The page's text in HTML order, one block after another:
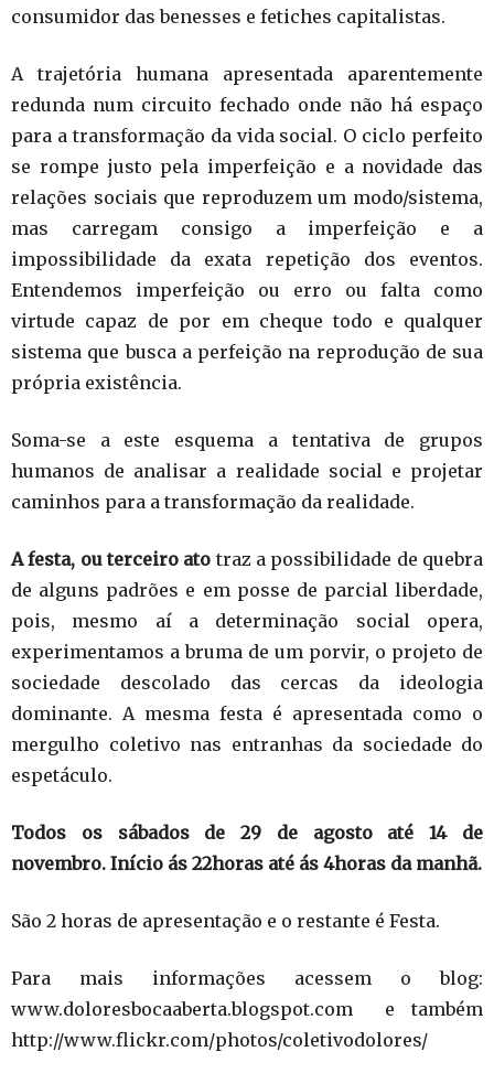
consumidor das benesses e fetiches capitalistas.
A trajetória humana apresentada aparentemente
redunda num circuito fechado onde não há espaço
para a transformação da vida social. O ciclo perfeito
se rompe justo pela imperfeição e a novidade das
relações sociais que reproduzem um modo/sistema,
mas carregam consigo a imperfeição e a
impossibilidade da exata repetição dos eventos.
Entendemos imperfeição ou erro ou falta como
virtude capaz de por em cheque todo e qualquer
sistema que busca a perfeição na reprodução de sua
própria existência.
Soma-se a este esquema a tentativa de grupos
humanos de analisar a realidade social e projetar
caminhos para a transformação da realidade.
A festa, ou terceiro ato traz a possibilidade de quebra
de alguns padrões e em posse de parcial liberdade,
pois, mesmo aí a determinação social opera,
experimentamos a bruma de um porvir, o projeto de
sociedade descolado das cercas da ideologia
dominante. A mesma festa é apresentada como o
mergulho coletivo nas entranhas da sociedade do
espetáculo.
Todos os sábados de 29 de agosto até 14 de
novembro. Início ás 22horas até ás 4horas da manhã.
São 2 horas de apresentação e o restante é Festa.
Para mais informações acessem o blog:
www.doloresbocaaberta.blogspot.com e também
http://www.flickr.com/photos/coletivodolores/